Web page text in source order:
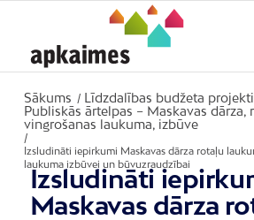
Sākums / Līdzdalības budžeta projekti
Publiskās ārtelpas – Maskavas
vingrošanas laukuma, izbūve
/
Izsludināti iepirkumi Maskavas dārza rotaļu
laukuma izbūvei un būvuzraudzībai
Izsludināti
Maskavas dārza